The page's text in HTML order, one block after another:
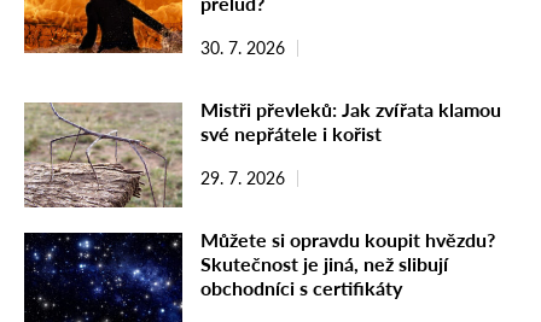
30. 7. 2026
Mistři převleků: Jak zvířata klamou
své nepřátele i kořist
29. 7. 2026
Můžete si opravdu koupit hvězdu?
Skutečnost je jiná, než slibují
obchodníci s certifikáty